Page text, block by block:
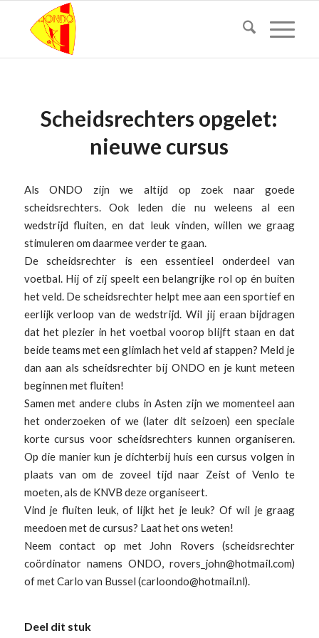
Scheidsrechters opgelet:
nieuwe cursus
Als ONDO zijn we altijd op zoek naar goede
scheidsrechters. Ook leden die nu weleens al een
wedstrijd fluiten, en dat leuk vinden, willen we graag
stimuleren om daarmee verder te gaan.
De scheidsrechter is een essentieel onderdeel van
voetbal. Hij of zij speelt een belangrijke rol op én buiten
het veld. De scheidsrechter helpt mee aan een sportief en
eerlijk verloop van de wedstrijd. Wil jij eraan bijdragen
dat het plezier in het voetbal voorop blijft staan en dat
beide teams met een glimlach het veld af stappen? Meld je
dan aan als scheidsrechter bij ONDO en je kunt meteen
beginnen met fluiten!
Samen met andere clubs in Asten zijn we momenteel aan
het onderzoeken of we (later dit seizoen) een speciale
korte cursus voor scheidsrechters kunnen organiseren.
Op die manier kun je dichterbij huis een cursus volgen in
plaats van om de zoveel tijd naar Zeist of Venlo te
moeten, als de KNVB deze organiseert.
Vind je fluiten leuk, of lijkt het je leuk? Of wil je graag
meedoen met de cursus? Laat het ons weten!
Neem contact op met John Rovers (scheidsrechter
coördinator namens ONDO, rovers_john@hotmail.com)
of met Carlo van Bussel (carloondo@hotmail.nl).
Deel dit stuk